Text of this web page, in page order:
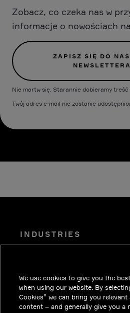
Zobacz, co czeka nas w
informacje o nowościach
ZAPISZ SIĘ DO
NEWSLETTERA
Nie martw się. Starannie dobieramy
Twój adres e-mail nie zostanie
INDUSTRIES
PRACA
INWESTORZY
We use cookies to give you the
when using our website. By
Cookies” we can bring you relevant
content – and generally give you a